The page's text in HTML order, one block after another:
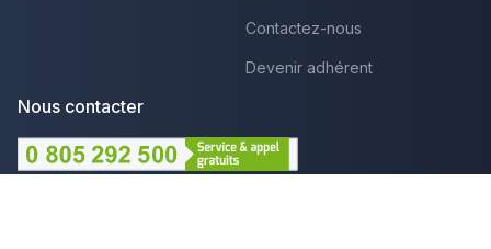
Contactez-nous
Devenir adhérent
Nous contacter